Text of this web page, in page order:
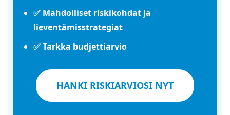
✅ Mahdolliset riskikohdat ja
lieventämisstrategiat
✅ Tarkka budjettiarvio
HANKI RISKIARVIOSI NYT